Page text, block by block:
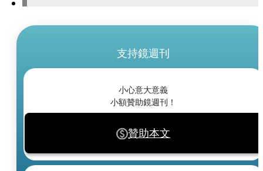
支持鏡週刊
小心意大意義
小額贊助鏡週刊！
贊助本文